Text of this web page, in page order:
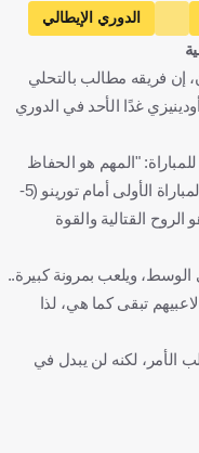
الدوري الإيطالي
إن فريقه مطالب بالتحلي
غدًا الأحد في الدوري
للمباراة: "المهم هو الحفاظ
على نفس العقلية والروح، التي أظهرناها في المباراة الأولى أمام تورينو (5-
القتالية والقوة
ويلعب بمرونة كبيرة..
تبقى كما هي، لذا
الأمر، لكنه لن يبدل في